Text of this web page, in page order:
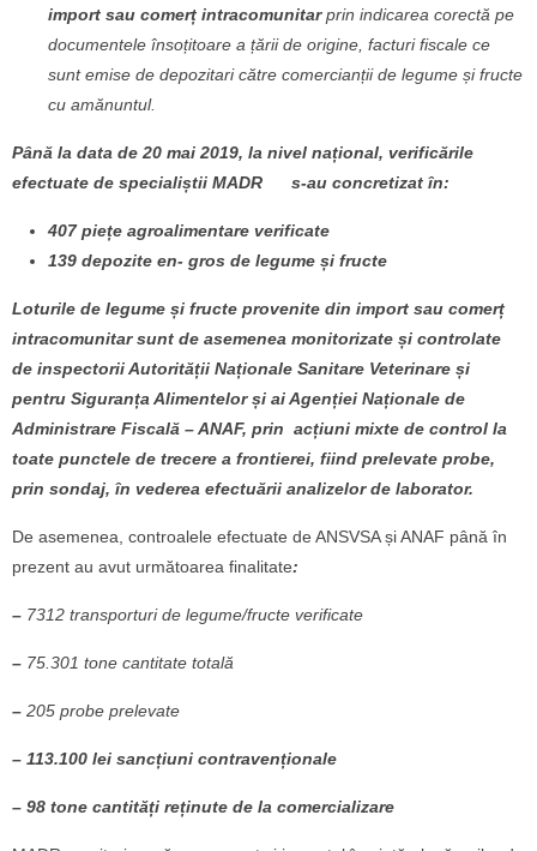
import sau comerț intracomunitarprin indicarea corectă pe
documentele însoțitoare a țării de origine, facturi fiscale ce
sunt emise de depozitari către comercianții de legume și fructe
cu amănuntul.
Până la data de 20 mai 2019, la nivel național, verificările
efectuate de specialiștii MADR s-au concretizat în:
407 piețe agroalimentare verificate
139 depozite en- gros de legume și fructe
Loturile de legume și fructe provenite din import sau comerț
intracomunitar sunt de asemenea monitorizate și controlate
de inspectorii Autorității Naționale Sanitare Veterinare și
pentru Siguranța Alimentelor și ai Agenției Naționale de
Administrare Fiscală – ANAF, prin acțiuni mixte de control la
toate punctele de trecere a frontierei, fiind prelevate probe,
prin sondaj, în vederea efectuării analizelor de laborator.
De asemenea, controalele efectuate de ANSVSA și ANAF până în
prezent au avut următoarea finalitate:
– 7312 transporturi de legume/fructe verificate
– 75.301 tone cantitate totală
– 205 probe prelevate
– 113.100 lei sancțiuni contravenționale
– 98 tone cantități reținute de la comercializare